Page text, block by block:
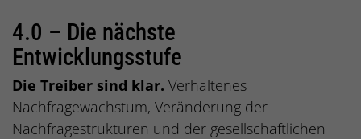
4.0 – Die nächste
Entwicklungsstufe
Die Treiber sind klar. Verhaltenes
Nachfragewachstum, Veränderung der
Nachfragestrukturen und der gesellschaftlichen